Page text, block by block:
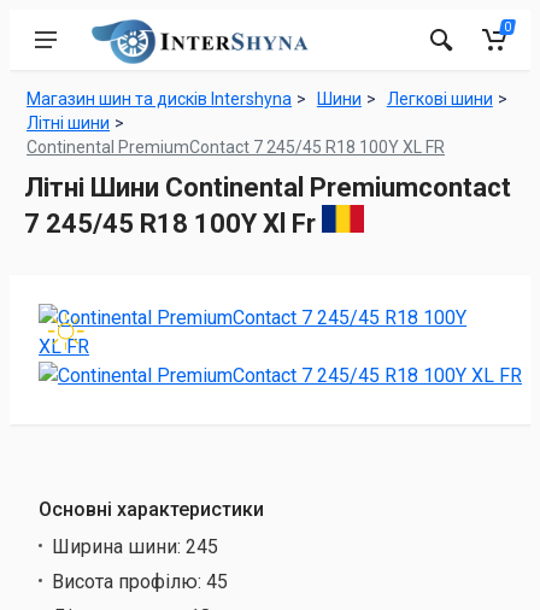
0
Магазин шин та дисків Intershyna Шини
Легкові шини
Літні шини
Continental PremiumContact 7 245/45 R18 100Y XL FR
Літні Шини Continental Premiumcontact
7 245/45 R18 100Y Xl Fr
Основні характеристики
Ширина шини: 245
Висота профілю: 45